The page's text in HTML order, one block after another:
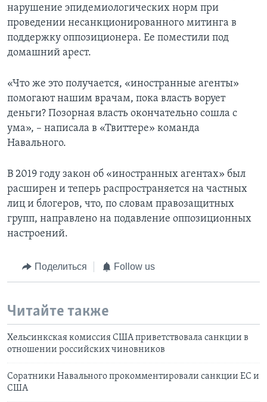
нарушение эпидемиологических норм при
проведении несанкционированного митинга в
поддержку оппозиционера. Ее поместили под
домашний арест.
«Что же это получается, «иностранные агенты»
помогают нашим врачам, пока власть ворует
деньги? Позорная власть окончательно сошла с
ума», – написала в «Твиттере» команда
Навального.
В 2019 году закон об «иностранных агентах» был
расширен и теперь распространяется на частных
лиц и блогеров, что, по словам правозащитных
групп, направлено на подавление оппозиционных
настроений.
Поделиться Follow us
Читайте также
Хельсинкская комиссия США приветствовала санкции в
отношении российских чиновников
Соратники Навального прокомментировали санкции ЕС и
США